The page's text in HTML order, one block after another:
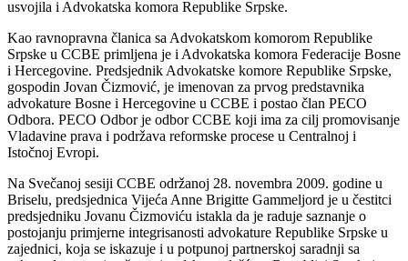
usvojila i Advokatska komora Republike Srpske.
Kao ravnopravna članica sa Advokatskom komorom Republike
Srpske u CCBE primljena je i Advokatska komora Federacije Bosne
i Hercegovine. Predsjednik Advokatske komore Republike Srpske,
gospodin Jovan Čizmović, je imenovan za prvog predstavnika
advokature Bosne i Hercegovine u CCBE i postao član PECO
Odbora. PECO Odbor je odbor CCBE koji ima za cilj promovisanje
Vladavine prava i podržava reformske procese u Centralnoj i
Istočnoj Evropi.
Na Svečanoj sesiji CCBE održanoj 28. novembra 2009. godine u
Briselu, predsjednica Vijeća Anne Brigitte Gammeljord je u čestitci
predsjedniku Jovanu Čizmoviću istakla da je raduje saznanje o
postojanju primjerne integrisanosti advokature Republike Srpske u
zajednici, koja se iskazuje i u potpunoj partnerskoj saradnji sa